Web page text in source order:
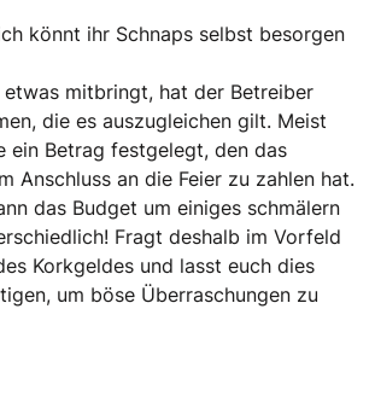
könnt ihr Schnaps selbst besorgen
mitbringt, hat der Betreiber
die es auszugleichen gilt. Meist
ein Betrag festgelegt, den das
Anschluss an die Feier zu zahlen hat.
das Budget um einiges schmälern
Fragt deshalb im Vorfeld
Korkgeldes und lasst euch dies
um böse Überraschungen zu